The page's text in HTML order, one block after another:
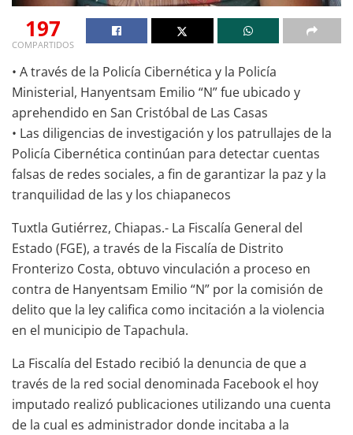
197
COMPARTIDOS
• A través de la Policía Cibernética y la Policía
Ministerial, Hanyentsam Emilio “N” fue ubicado y
aprehendido en San Cristóbal de Las Casas
• Las diligencias de investigación y los patrullajes de la
Policía Cibernética continúan para detectar cuentas
falsas de redes sociales, a fin de garantizar la paz y la
tranquilidad de las y los chiapanecos
Tuxtla Gutiérrez, Chiapas.- La Fiscalía General del
Estado (FGE), a través de la Fiscalía de Distrito
Fronterizo Costa, obtuvo vinculación a proceso en
contra de Hanyentsam Emilio “N” por la comisión de
delito que la ley califica como incitación a la violencia
en el municipio de Tapachula.
La Fiscalía del Estado recibió la denuncia de que a
través de la red social denominada Facebook el hoy
imputado realizó publicaciones utilizando una cuenta
de la cual es administrador donde incitaba a la